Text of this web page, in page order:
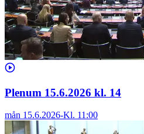
Plenum 15.6.2026 kl. 14
mån 15.6.2026-Kl. 11:00